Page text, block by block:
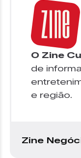
O Zine
de
e região.
Zine